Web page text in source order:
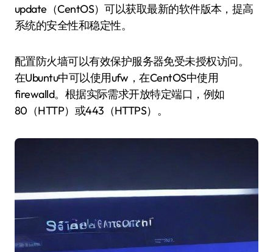
update（CentOS）可以获取最新的软件版本，提高
系统的安全性和稳定性。
配置防火墙可以有效保护服务器免受未授权访问。
在Ubuntu中可以使用ufw，在CentOS中使用
firewalld。根据实际需求开放特定端口，例如
80（HTTP）或443（HTTPS）。